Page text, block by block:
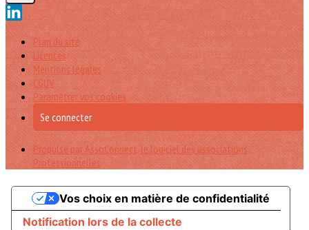
Plan du site
Licences
Mentions légales
CGUV
Paramétrer vos cookies
Se connecter
Propulsé par AssoConnect, le logiciel des associations
Professionnelles
Notification lors de la collecte
Vos choix en matière de confidentialité